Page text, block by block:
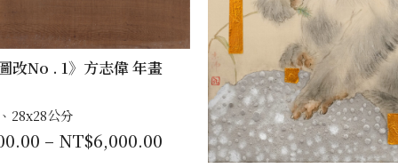
改No . 1》方志偉 年畫
28x28公分
– NT$6,000.00